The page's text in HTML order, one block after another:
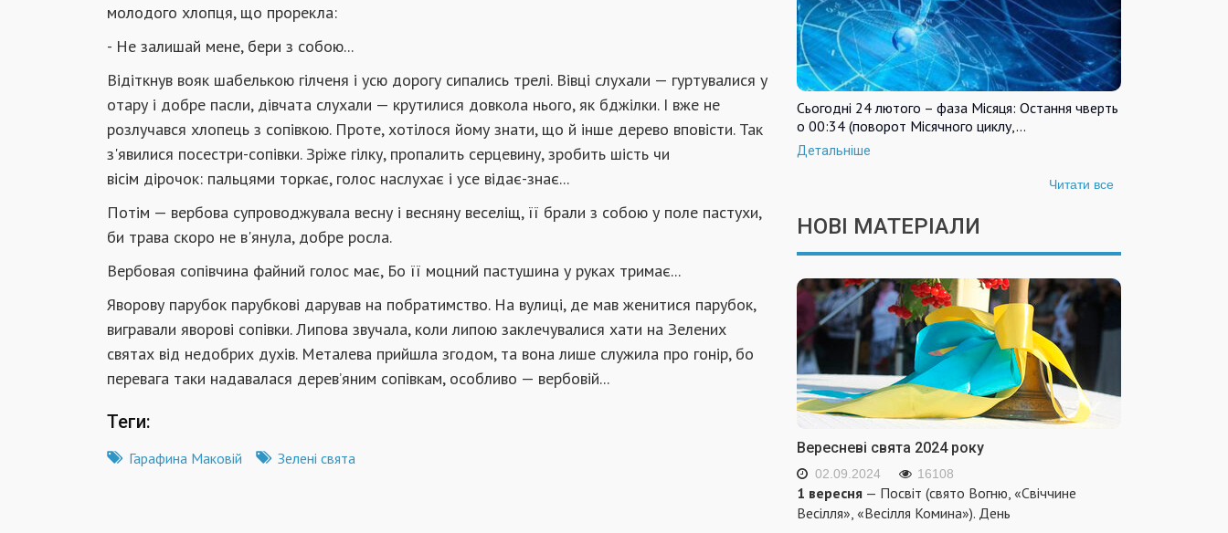
молодого хлопця, що прорекла:
- Не залишай мене, бери з собою...
Відіткнув вояк шабелькою гілченя і усю дорогу сипались трелі. Вівці слухали — гуртувалися у
отару і добре пасли, дівчата слухали — крутилися довкола нього, як бджілки. І вже не
розлучався хлопець з сопівкою. Проте, хотілося йому знати, що й інше дерево вповісти. Так
з'явилися посестри-сопівки. Зріже гілку, пропалить серцевину, зробить шість чи
вісім дірочок: пальцями торкає, голос наслухає і усе відає-знає...
Потім — вербова супроводжувала весну і весняну веселіщ, її брали з собою у поле пастухи,
би трава скоро не в'янула, добре росла.
Вербовая сопівчина файний голос має, Бо її моцний пастушина у руках тримає...
Яворову парубок парубкові дарував на побратимство. На вулиці, де мав женитися парубок,
вигравали яворові сопівки. Липова звучала, коли липою заклечувалися хати на Зелених
святах від недобрих духів. Металева прийшла згодом, та вона лише служила про гонір, бо
перевага таки надавалася дерев’яним сопівкам, особливо — вербовій...
Теги:
Гарафина Маковій Зелені свята
Сьогодні 24 лютого – фаза Місяця: Остання чверть
о 00:34 (поворот Місячного циклу,…
Детальніше
Читати все
НОВІ МАТЕРІАЛИ
Вересневі свята 2024 року
02.09.2024 16108
1 вересня — Посвіт (свято Вогню, «Свіччине
Весілля», «Весілля Комина»). День